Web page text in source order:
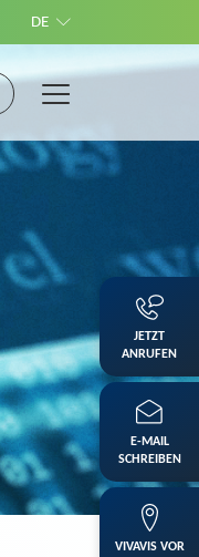
DE
JETZT
ANRUFEN
E-MAIL
SCHREIBEN
VIVAVIS VOR